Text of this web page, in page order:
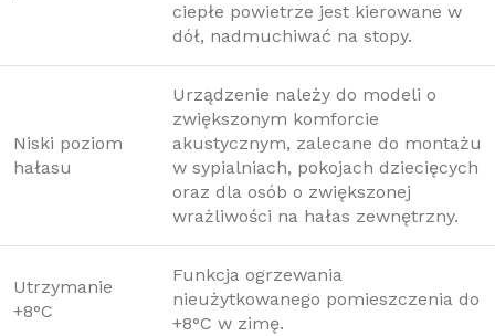
ciepłe powietrze jest kierowane w
dół, nadmuchiwać na stopy.
Niski poziom
hałasu
Urządzenie należy do modeli o
zwiększonym komforcie
akustycznym, zalecane do montażu
w sypialniach, pokojach dziecięcych
oraz dla osób o zwiększonej
wrażliwości na hałas zewnętrzny.
Utrzymanie
+8°C
Funkcja ogrzewania
nieużytkowanego pomieszczenia do
+8°C w zimę.